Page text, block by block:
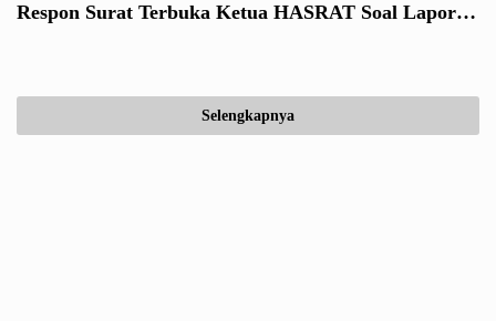
Respon Surat Terbuka Ketua HASRAT Soal Laporan
Selengkapnya